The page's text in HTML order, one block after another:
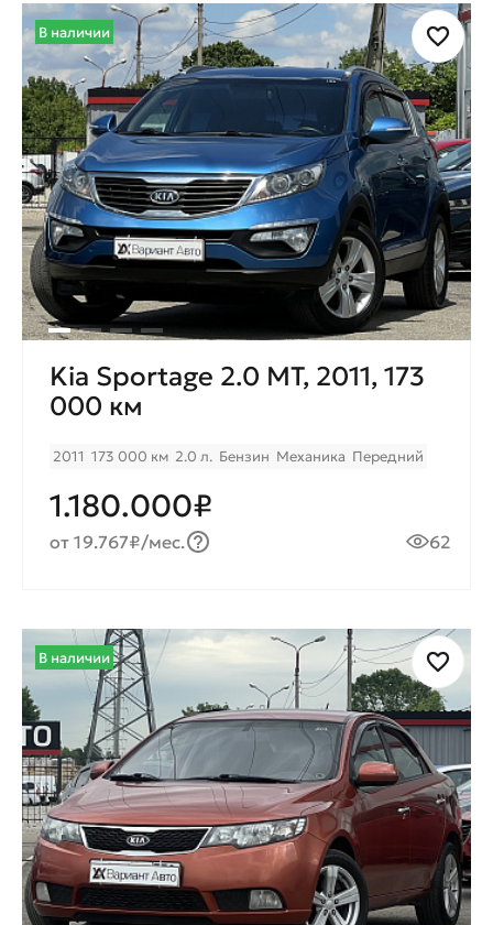
В наличии
Kia Sportage 2.0 МТ, 2011, 173
000 км
2011 173 000 км 2.0 л. Бензин Механика Передний
1.180.000₽
от 19.767₽/мес. 62
В наличии